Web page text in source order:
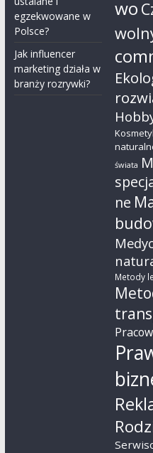
egzekwowane w
Polsce?
Jak influencer
marketing działa w
branży rozrywki?
wo
świata
ne
Metody